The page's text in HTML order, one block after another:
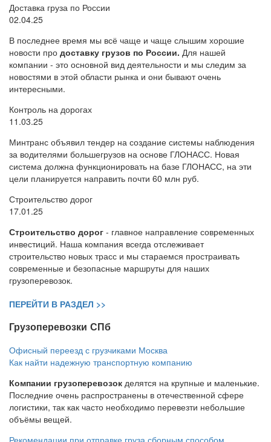
Доставка груза по России
02.04.25
В последнее время мы всё чаще и чаще слышим хорошие
новости про доставку грузов по России. Для нашей
компании - это основной вид деятельности и мы следим за
новостями в этой области рынка и они бывают очень
интересными.
Контроль на дорогах
11.03.25
Минтранс объявил тендер на создание системы наблюдения
за водителями большегрузов на основе ГЛОНАСС. Новая
система должна функционировать на базе ГЛОНАСС, на эти
цели планируется направить почти 60 млн руб.
Строительство дорог
17.01.25
Строительство дорог - главное направление современных
инвестиций. Наша компания всегда отслеживает
строительство новых трасс и мы стараемся простраивать
современные и безопасные маршруты для наших
грузоперевозок.
ПЕРЕЙТИ В РАЗДЕЛ >>
Грузоперевозки СПб
Офисный переезд с грузчиками Москва
Как найти надежную транспортную компанию
Компании грузоперевозок делятся на крупные и маленькие.
Последние очень распространены в отечественной сфере
логистики, так как часто необходимо перевезти небольшие
объёмы вещей.
Рекомендации при отправке груза сборным способом